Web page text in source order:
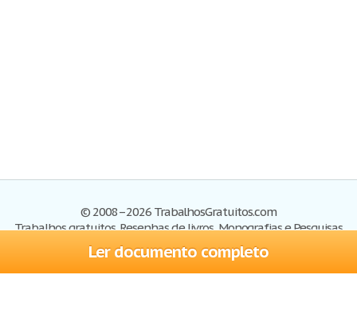
Ler documento completo
© 2008–2026 TrabalhosGratuitos.com
Trabalhos gratuitos, Resenhas de livros, Monografias e Pesquisas